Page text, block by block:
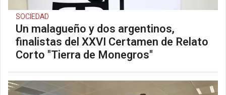
SOCIEDAD
Un malagueño y dos argentinos,
finalistas del XXVI Certamen de Relato
Corto "Tierra de Monegros"